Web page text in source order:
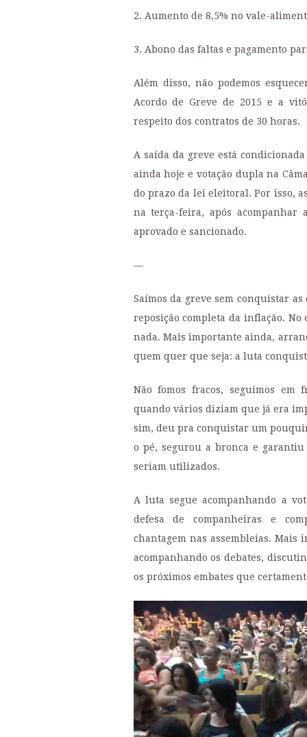
2. Aumento de 8,5% no vale-
3. Abono das faltas e pagamento
Além disso, não podemos
Acordo de Greve de 2015 e a
respeito dos contratos de 30 horas.
A saída da greve está
ainda hoje e votação dupla na
do prazo da lei eleitoral. Por isso,
na terça-feira, após acompanhar
aprovado e sancionado.
—
Saímos da greve sem conquistar
reposição completa da inflação.
nada. Mais importante ainda,
quem quer que seja: a luta
Não fomos fracos, seguimos em
quando vários diziam que já era
sim, deu pra conquistar um
o pé, segurou a bronca e
seriam utilizados.
A luta segue acompanhando a
defesa de companheiras e
chantagem nas assembleias.
acompanhando os debates,
os próximos embates que